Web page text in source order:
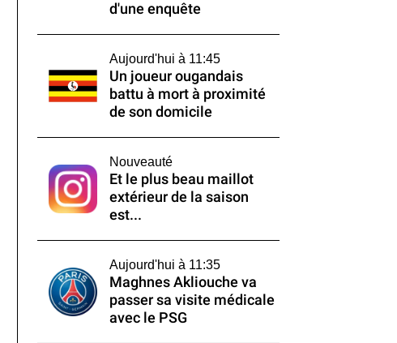
d'une enquête
Aujourd'hui à 11:45
Un joueur ougandais
battu à mort à proximité
de son domicile
Nouveauté
Et le plus beau maillot
extérieur de la saison
est...
Aujourd'hui à 11:35
Maghnes Akliouche va
passer sa visite médicale
avec le PSG